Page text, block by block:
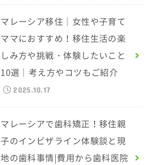
マレーシア移住｜女性や子育て
ママにおすすめ！移住生活の楽
しみ方や挑戦・体験したいこと
10選｜考え方やコツもご紹介
2025.10.17
マレーシアで歯科矯正！移住親
子のインビザライン体験談と現
地の歯科事情|費用から歯科医院